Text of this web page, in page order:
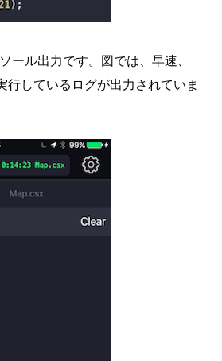
ール出力です。図では、早速、
行しているログが出力されていま